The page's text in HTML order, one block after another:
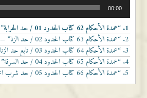
الصوت
00:00
1. “عمدة الأحكام 62 كتاب الحدود 01 / حد الحرابة”
2. “عمدة الأحكام 63 كتاب الحدود 02 / حد الزنا” —
3. “عمدة الأحكام 64 كتاب الحدود 03 / تابع حد الزنا”
4. “عمدة الأحكام 65 كتاب الحدود 04 / حد السرقة”
5. “عمدة الأحكام 66 كتاب الحدود 05 / حد شرب الخمر والتعزير”